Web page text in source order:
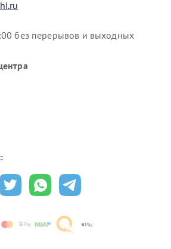
без перерывов и выходных